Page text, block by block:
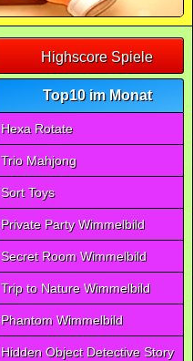
Highscore Spiele
Top10 im Monat
Hexa Rotate
Trio Mahjong
Sort Toys
Private Party Wimmelbild
Secret Room Wimmelbild
Trip to Nature Wimmelbild
Phantom Wimmelbild
Hidden Object Detective Story